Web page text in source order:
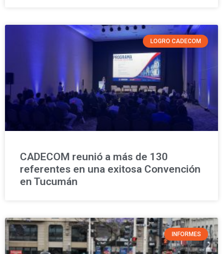
LOGRO CADECOM
CADECOM reunió a más de 130
referentes en una exitosa Convención
en Tucumán
INFORMES